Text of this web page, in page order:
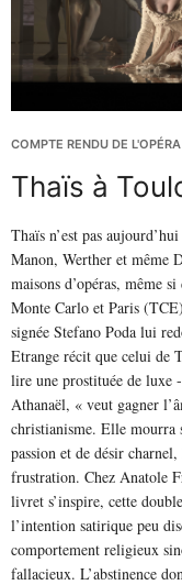
COMPTE RENDU DE
Thaïs à
Thaïs n’est pas
Manon, Werther et même
maisons d’opéras, même
Monte Carlo et Paris
signée Stefano Poda lui
Etrange récit que celui de
lire une prostituée de luxe
Athanaël, « veut gagner
christianisme. Elle mourra
passion et de désir
frustration. Chez Anatole
livret s’inspire, cette
l’intention satirique peu
comportement religieux
fallacieux. L’abstinence